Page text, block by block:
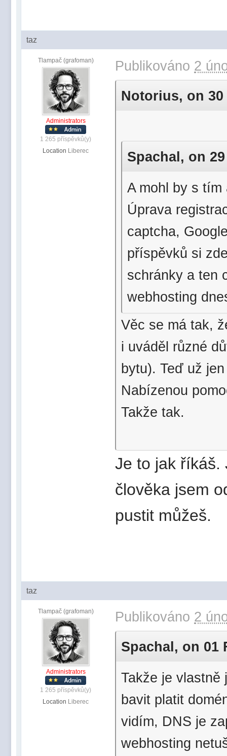
taz
Tlampač (grafoman)
Administrators
1 265 příspěvků(y)
Location Liberec
Publikováno 2
Notorius, on 30
Spachal, on
A mohl by s tím
Úprava
captcha,
příspěvků si
schránky a ten
webhosting
Věc se má tak,
i uváděl různé
bytu). Teď už
Nabízenou
Takže tak.
Je to jak říkáš.
člověka jsem
pustit můžeš.
taz
Tlampač (grafoman)
Administrators
1 265 příspěvků(y)
Location Liberec
Publikováno 2
Spachal, on 01
Takže je vlastně
bavit platit
vidím, DNS je
webhosting